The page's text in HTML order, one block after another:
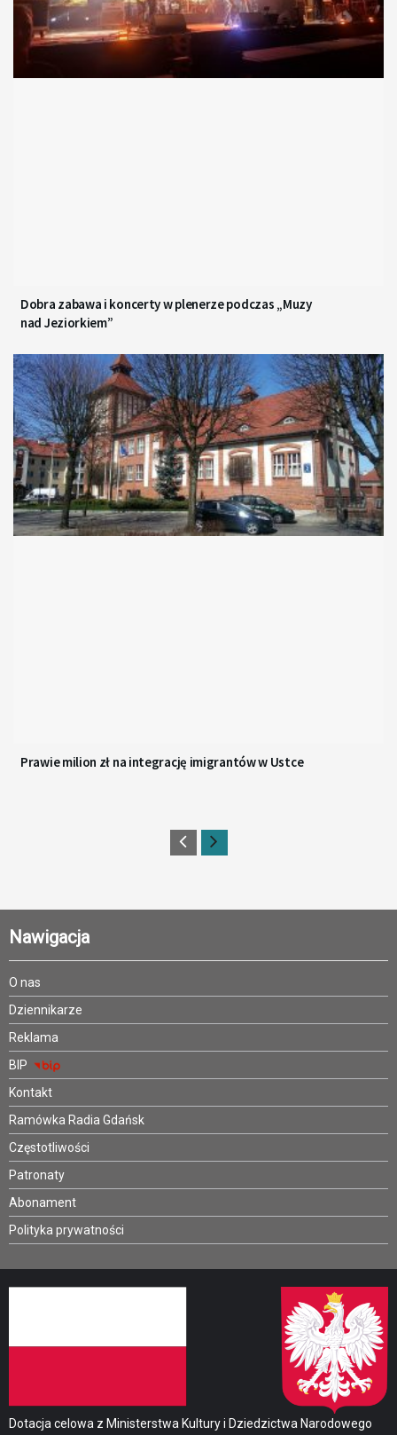
Dobra zabawa i koncerty w plenerze podczas „Muzy
nad Jeziorkiem”
Prawie milion zł na integrację imigrantów w Ustce
Nawigacja
O nas
Dziennikarze
Reklama
BIP
Kontakt
Ramówka Radia Gdańsk
Częstotliwości
Patronaty
Abonament
Polityka prywatności
Dotacja celowa z Ministerstwa Kultury i Dziedzictwa Narodowego